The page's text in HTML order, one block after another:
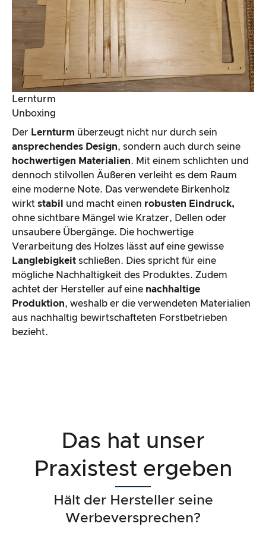
Lernturm
Unboxing
Der Lernturm überzeugt nicht nur durch sein
ansprechendes Design, sondern auch durch seine
hochwertigen Materialien. Mit einem schlichten und
dennoch stilvollen Äußeren verleiht es dem Raum
eine moderne Note. Das verwendete Birkenholz
wirkt stabil und macht einen robusten Eindruck,
ohne sichtbare Mängel wie Kratzer, Dellen oder
unsaubere Übergänge. Die hochwertige
Verarbeitung des Holzes lässt auf eine gewisse
Langlebigkeit schließen. Dies spricht für eine
mögliche Nachhaltigkeit des Produktes. Zudem
achtet der Hersteller auf eine nachhaltige
Produktion, weshalb er die verwendeten Materialien
aus nachhaltig bewirtschafteten Forstbetrieben
bezieht.
Das hat unser
Praxistest ergeben
Hält der Hersteller seine
Werbeversprechen?